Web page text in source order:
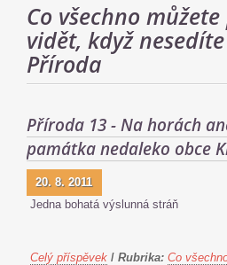
Co všechno
vidět, když
Příroda
Příroda 13 - Na horách
památka nedaleko obce
20. 8. 2011
Jedna bohatá výslunná stráň
Celý příspěvek / Rubrika: Co